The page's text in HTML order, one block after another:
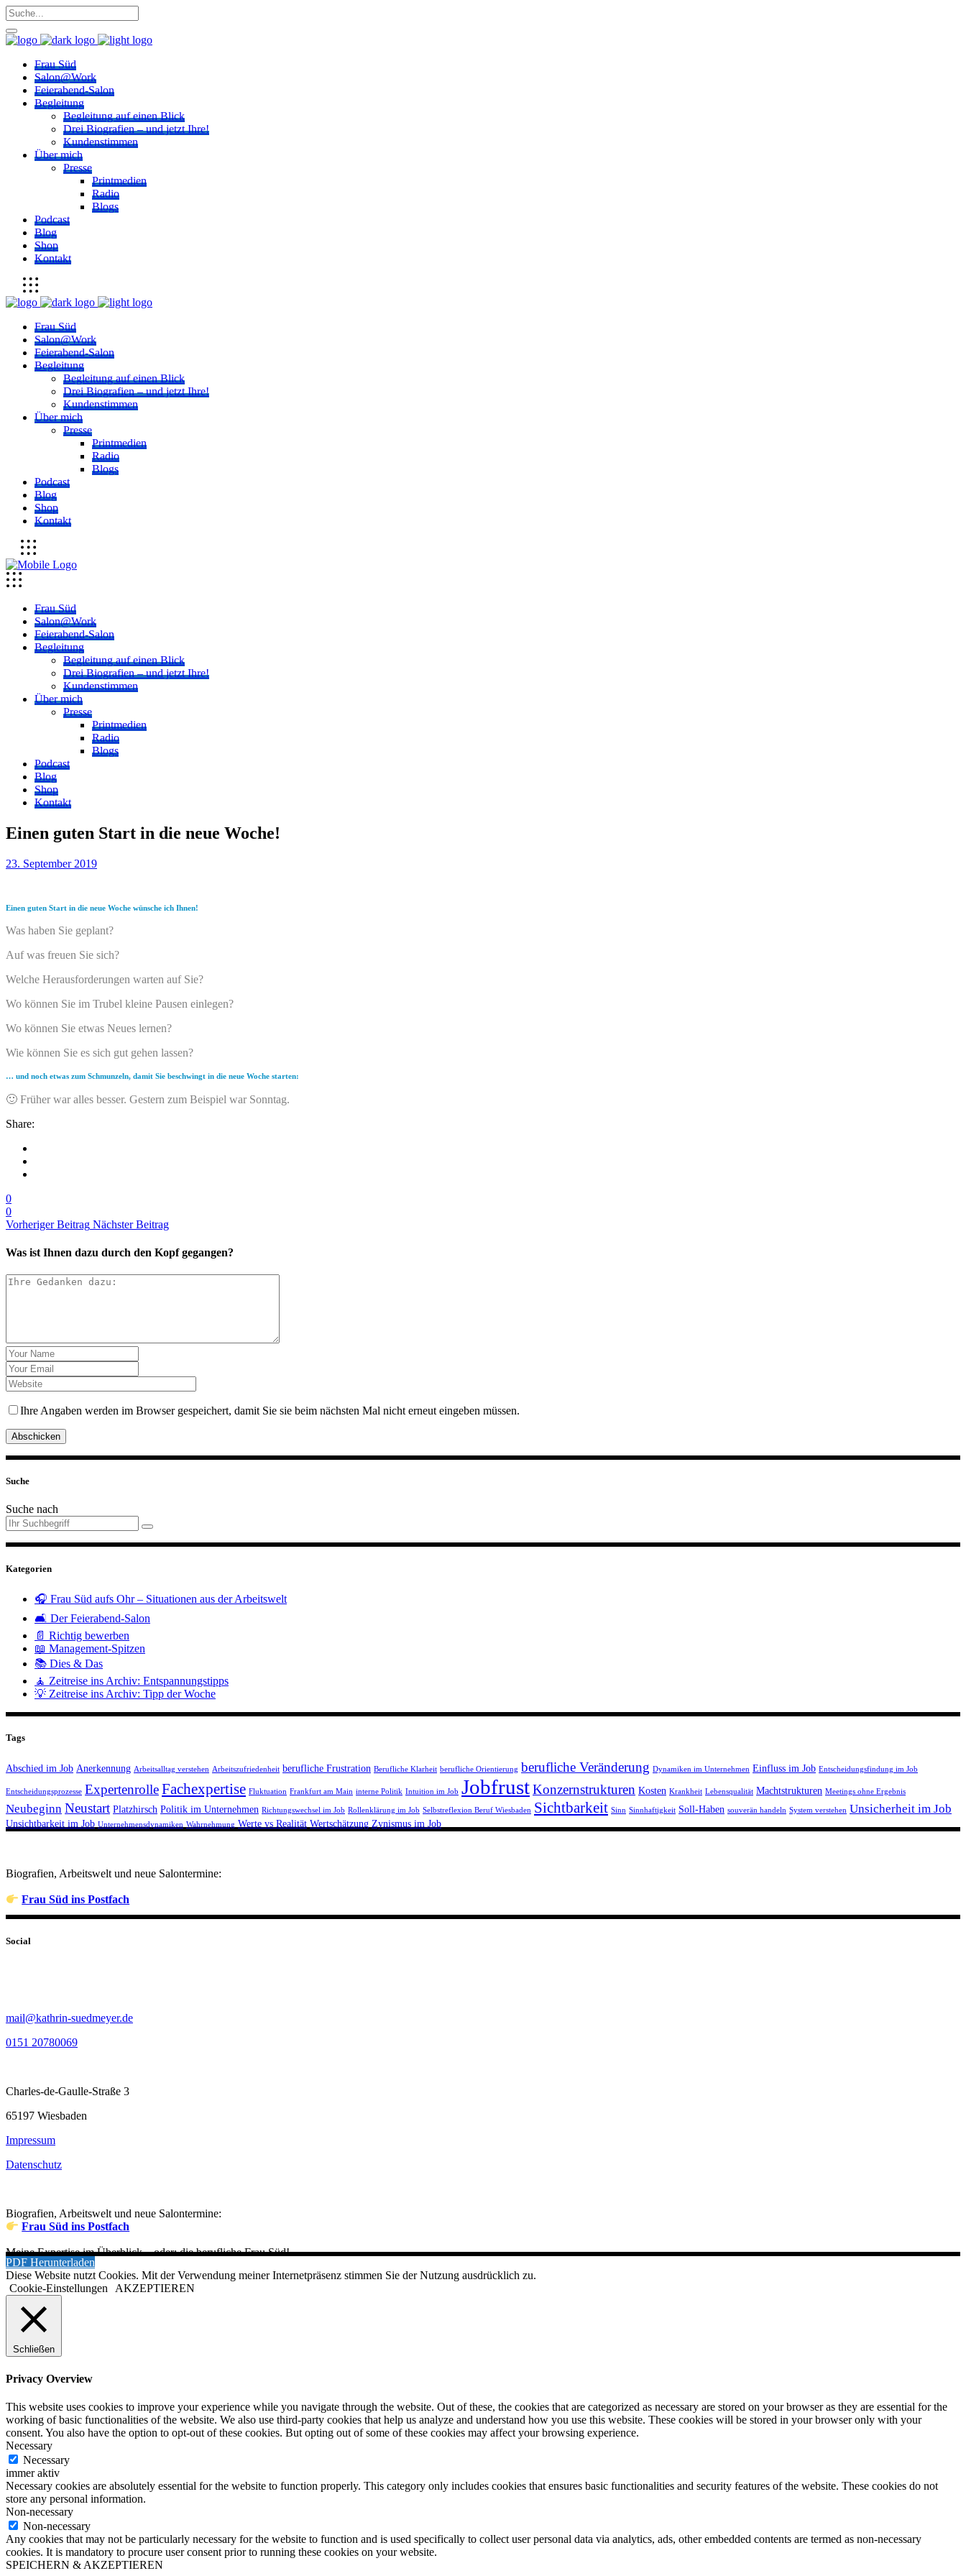
Frau Süd
Salon@Work
Feierabend-Salon
Begleitung
Begleitung auf einen Blick
Drei Biografien – und jetzt Ihre!
Kundenstimmen
Über mich
Presse
Printmedien
Radio
Blogs
Podcast
Blog
Shop
Kontakt
Frau Süd
Salon@Work
Feierabend-Salon
Begleitung
Begleitung auf einen Blick
Drei Biografien – und jetzt Ihre!
Kundenstimmen
Über mich
Presse
Printmedien
Radio
Blogs
Podcast
Blog
Shop
Kontakt
Frau Süd
Salon@Work
Feierabend-Salon
Begleitung
Begleitung auf einen Blick
Drei Biografien – und jetzt Ihre!
Kundenstimmen
Über mich
Presse
Printmedien
Radio
Blogs
Podcast
Blog
Shop
Kontakt
Einen guten Start in die neue Woche!
23. September 2019
Einen guten Start in die neue Woche wünsche ich Ihnen!
Was haben Sie geplant?
Auf was freuen Sie sich?
Welche Herausforderungen warten auf Sie?
Wo können Sie im Trubel kleine Pausen einlegen?
Wo können Sie etwas Neues lernen?
Wie können Sie es sich gut gehen lassen?
… und noch etwas zum Schmunzeln, damit Sie beschwingt in die neue Woche starten:
🙂 Früher war alles besser. Gestern zum Beispiel war Sonntag.
Share:
0
0
Vorheriger Beitrag Nächster Beitrag
Was ist Ihnen dazu durch den Kopf gegangen?
Ihre Angaben werden im Browser gespeichert, damit Sie sie beim nächsten Mal nicht erneut eingeben müssen.
Abschicken
Suche
Suche nach
Kategorien
🎧 Frau Süd aufs Ohr – Situationen aus der Arbeitswelt
🛋️ Der Feierabend-Salon
📄 Richtig bewerben
📖 Management-Spitzen
📚 Dies & Das
🧘 Zeitreise ins Archiv: Entspannungstipps
💡 Zeitreise ins Archiv: Tipp der Woche
Tags
Abschied im Job Anerkennung Arbeitsalltag verstehen Arbeitszufriedenheit berufliche Frustration Berufliche Klarheit berufliche Orientierung berufliche Veränderung Dynamiken im Unternehmen Einfluss im Job Entscheidungsfindung im Job
Entscheidungsprozesse ExpertenrolleFachexpertise Fluktuation Frankfurt am Main interne Politik Intuition im Job JobfrustKonzernstrukturen Kosten Krankheit Lebensqualität Machtstrukturen Meetings ohne Ergebnis
Neubeginn Neustart Platzhirsch Politik im Unternehmen Richtungswechsel im Job Rollenklärung im Job Selbstreflexion Beruf Wiesbaden Sichtbarkeit Sinn Sinnhaftigkeit Soll-Haben souverän handeln System verstehen Unsicherheit im Job
Unsichtbarkeit im Job Unternehmensdynamiken Wahrnehmung Werte vs Realität Wertschätzung Zynismus im Job
Biografien, Arbeitswelt und neue Salontermine:
Frau Süd ins Postfach
Social
mail@kathrin-suedmeyer.de
0151 20780069
Charles-de-Gaulle-Straße 3
65197 Wiesbaden
Impressum
Datenschutz
Biografien, Arbeitswelt und neue Salontermine:
Frau Süd ins Postfach
Meine Expertise im Überblick – oder: die berufliche Frau Süd!
PDF Herunterladen
Diese Website nutzt Cookies. Mit der Verwendung meiner Internetpräsenz stimmen Sie der Nutzung ausdrücklich zu.
Cookie-Einstellungen
AKZEPTIEREN
Schließen
Privacy Overview
This website uses cookies to improve your experience while you navigate through the website. Out of these, the cookies that are categorized as necessary are stored on your browser as they are essential for the
working of basic functionalities of the website. We also use third-party cookies that help us analyze and understand how you use this website. These cookies will be stored in your browser only with your
consent. You also have the option to opt-out of these cookies. But opting out of some of these cookies may affect your browsing experience.
Necessary
Necessary
immer aktiv
Necessary cookies are absolutely essential for the website to function properly. This category only includes cookies that ensures basic functionalities and security features of the website. These cookies do not
store any personal information.
Non-necessary
Non-necessary
Any cookies that may not be particularly necessary for the website to function and is used specifically to collect user personal data via analytics, ads, other embedded contents are termed as non-necessary
cookies. It is mandatory to procure user consent prior to running these cookies on your website.
SPEICHERN & AKZEPTIEREN